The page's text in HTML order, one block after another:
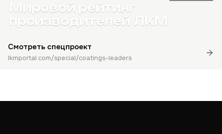
Мировой рейтинг
производителей ЛКМ
Смотреть спецпроект
lkmportal.com/special/coatings-leaders